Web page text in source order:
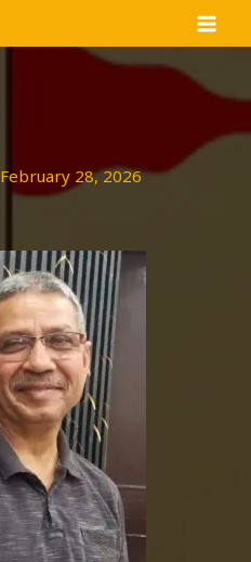
February 28, 2026